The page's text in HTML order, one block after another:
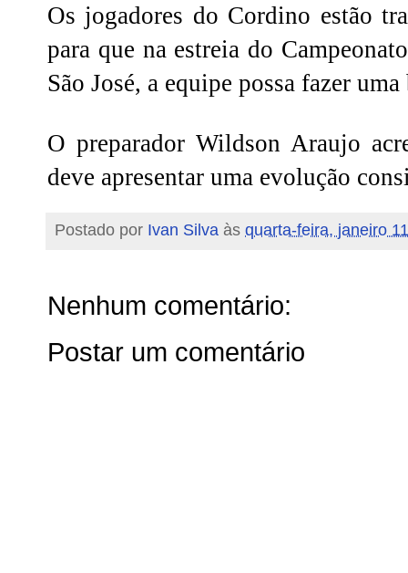
Os jogadores do Cordino estão
para que na estreia do
São José, a equipe possa fazer
O preparador Wildson Araujo
deve apresentar uma evolução
Postado por Ivan Silva às quarta-feira, janeiro
Nenhum comentário:
Postar um comentário